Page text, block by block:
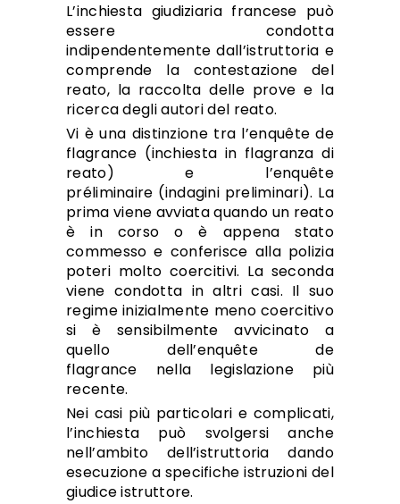
L’inchiesta giudiziaria francese può
essere condotta
indipendentemente dall’istruttoria e
comprende la contestazione del
reato, la raccolta delle prove e la
ricerca degli autori del reato.
Vi è una distinzione tra l’enquête de
flagrance (inchiesta in flagranza di
reato) e l’enquête
préliminaire (indagini preliminari). La
prima viene avviata quando un reato
è in corso o è appena stato
commesso e conferisce alla polizia
poteri molto coercitivi. La seconda
viene condotta in altri casi. Il suo
regime inizialmente meno coercitivo
si è sensibilmente avvicinato a
quello dell’enquête de
flagrance nella legislazione più
recente.
Nei casi più particolari e complicati,
l’inchiesta può svolgersi anche
nell’ambito dell’istruttoria dando
esecuzione a specifiche istruzioni del
giudice istruttore.